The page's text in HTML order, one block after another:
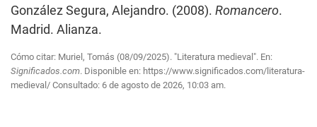
González Segura, Alejandro. (2008). Romancero.
Madrid. Alianza.
Cómo citar: Muriel, Tomás (08/09/2025). "Literatura medieval". En:
Significados.com. Disponible en: https://www.significados.com/literatura-
medieval/ Consultado: 6 de agosto de 2026, 10:03 am.